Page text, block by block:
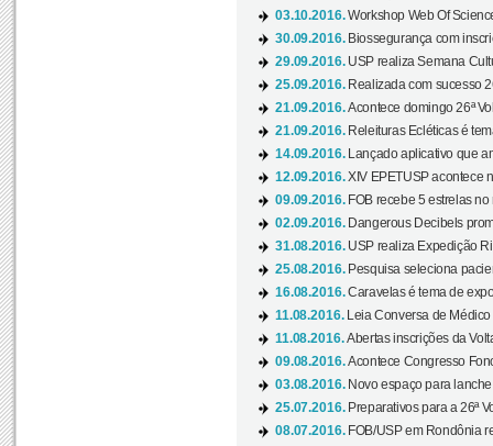
03.10.2016.Workshop Web Of
30.09.2016. Biossegurança com
29.09.2016. USP realiza Semana
25.09.2016. Realizada com sucesso
21.09.2016.Acontece domingo 26ª
21.09.2016. Releituras Ecléticas é
14.09.2016.
Lançado aplicativo que
12.09.2016.XIV EPETUSP acontece
09.09.2016. FOB recebe 5 estrelas
02.09.2016. Dangerous Decibels
31.08.2016. USP realiza Expedição
25.08.2016. Pesquisa seleciona
16.08.2016.Caravelas é tema de
11.08.2016.
Leia Conversa de
11.08.2016.Abertas inscrições da
09.08.2016.Acontece Congresso
03.08.2016. Novo espaço para
25.07.2016. Preparativos para a 26ª
08.07.2016. FOB/USP em Rondônia